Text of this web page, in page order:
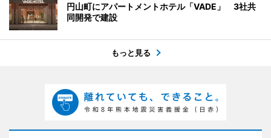
円山町にアパートメントホテル「VADE」 3社共
同開発で建設
もっと見る